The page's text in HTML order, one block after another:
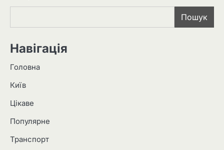
Пошук
Навігація
Головна
Київ
Цікаве
Популярне
Транспорт